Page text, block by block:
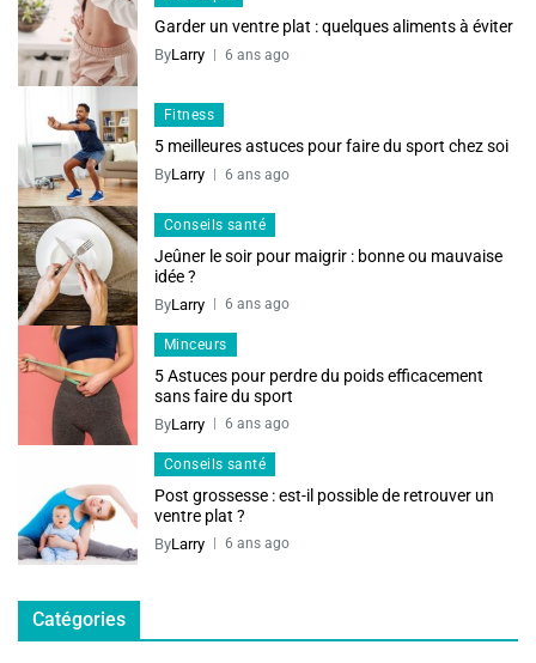
Garder un ventre plat : quelques aliments à éviter
ByLarry 6 ans ago
Fitness
5 meilleures astuces pour faire du sport chez soi
ByLarry 6 ans ago
Conseils santé
Jeûner le soir pour maigrir : bonne ou mauvaise
idée ?
ByLarry 6 ans ago
Minceurs
5 Astuces pour perdre du poids efficacement
sans faire du sport
ByLarry 6 ans ago
Conseils santé
Post grossesse : est-il possible de retrouver un
ventre plat ?
ByLarry 6 ans ago
Catégories